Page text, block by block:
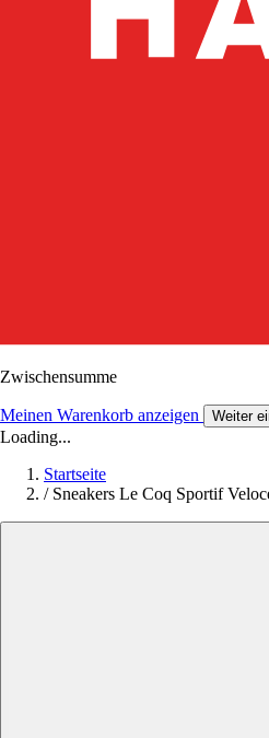
Zwischensumme
Meinen Warenkorb anzeigen Weiter
Loading...
Startseite
/ Sneakers Le Coq Sportif